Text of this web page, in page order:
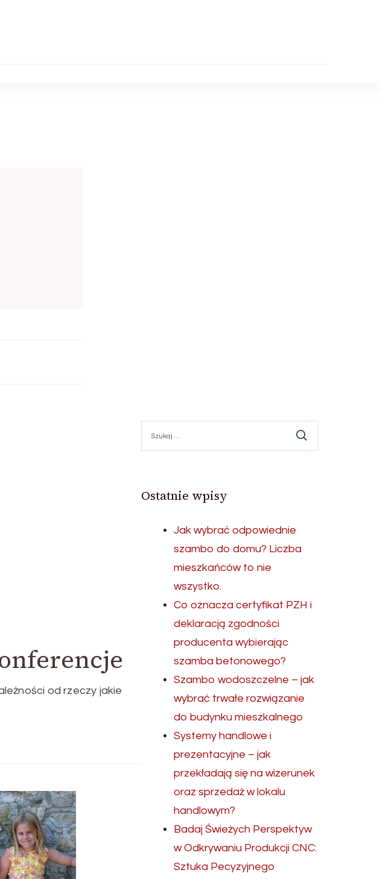
od rzeczy jakie
Ostatnie wpisy
Jak wybrać odpowiednie
szambo do domu? Liczba
mieszkańców to nie
wszystko.
Co oznacza certyfikat PZH i
deklaracją zgodności
producenta wybierając
szamba betonowego?
Szambo wodoszczelne – jak
wybrać trwałe rozwiązanie
do budynku mieszkalnego
Systemy handlowe i
prezentacyjne – jak
przekładają się na wizerunek
oraz sprzedaż w lokalu
handlowym?
Badaj Świeżych Perspektyw
w Odkrywaniu Produkcji CNC:
Sztuka Pecyzyjnego